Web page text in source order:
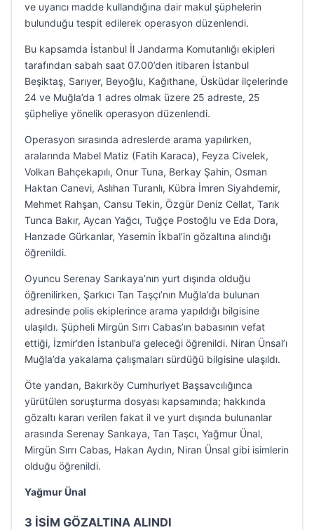
ve uyarıcı madde kullandığına dair makul şüphelerin
bulunduğu tespit edilerek operasyon düzenlendi.
Bu kapsamda İstanbul İl Jandarma Komutanlığı ekipleri
tarafından sabah saat 07.00’den itibaren İstanbul
Beşiktaş, Sarıyer, Beyoğlu, Kağıthane, Üsküdar ilçelerinde
24 ve Muğla’da 1 adres olmak üzere 25 adreste, 25
şüpheliye yönelik operasyon düzenlendi.
Operasyon sırasında adreslerde arama yapılırken,
aralarında Mabel Matiz (Fatih Karaca), Feyza Civelek,
Volkan Bahçekapılı, Onur Tuna, Berkay Şahin, Osman
Haktan Canevi, Aslıhan Turanlı, Kübra İmren Siyahdemir,
Mehmet Rahşan, Cansu Tekin, Özgür Deniz Cellat, Tarık
Tunca Bakır, Aycan Yağcı, Tuğçe Postoğlu ve Eda Dora,
Hanzade Gürkanlar, Yasemin İkbal’in gözaltına alındığı
öğrenildi.
Oyuncu Serenay Sarıkaya’nın yurt dışında olduğu
öğrenilirken, Şarkıcı Tan Taşçı’nın Muğla’da bulunan
adresinde polis ekiplerince arama yapıldığı bilgisine
ulaşıldı. Şüpheli Mirgün Sırrı Cabas’ın babasının vefat
ettiği, İzmir’den İstanbul’a geleceği öğrenildi. Niran Ünsal’ı
Muğla’da yakalama çalışmaları sürdüğü bilgisine ulaşıldı.
Öte yandan, Bakırköy Cumhuriyet Başsavcılığınca
yürütülen soruşturma dosyası kapsamında; hakkında
gözaltı kararı verilen fakat il ve yurt dışında bulunanlar
arasında Serenay Sarıkaya, Tan Taşcı, Yağmur Ünal,
Mirgün Sırrı Cabas, Hakan Aydın, Niran Ünsal gibi isimlerin
olduğu öğrenildi.
Yağmur Ünal
3 İSİM GÖZALTINA ALINDI